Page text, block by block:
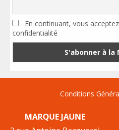
En continuant, vous
confidentialité
Conditions
MARQUE JAUNE